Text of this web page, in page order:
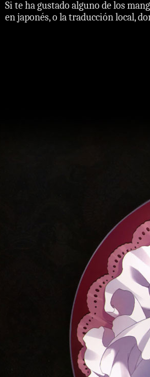
Si te ha gustado alguno de los
en japonés, o la traducción local,